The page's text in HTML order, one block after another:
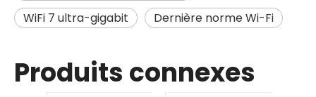
WiFi 7 ultra-gigabit
Dernière norme Wi-Fi
Produits connexes